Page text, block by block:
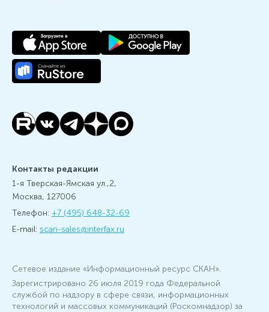
Сетевое издание «Информационный ресурс СКАН».
Зарегистрировано 26 июля 2019 года Федеральной
службой по надзору в сфере связи, информационных
технологий и массовых коммуникаций (Роскомнадзор) за
Контакты редакции
1-я Тверская-Ямская ул.,2,
Москва, 127006
Телефон: +7 (495) 648-32-69
E-mail: scan-sales@interfax.ru